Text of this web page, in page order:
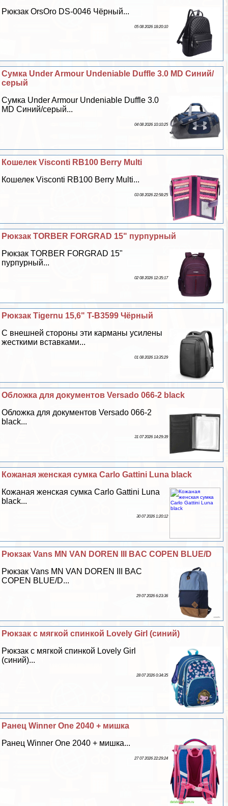
Рюкзак OrsOro DS-0046 Чёрный...
05 08 2026 18:20:10
Сумка Under Armour Undeniable Duffle 3.0 MD Синий/
серый
Сумка Under Armour Undeniable Duffle 3.0
MD Синий/серый...
04 08 2026 10:10:25
Кошелек Visconti RB100 Berry Multi
Кошелек Visconti RB100 Berry Multi...
03 08 2026 22:58:25
Рюкзак TORBER FORGRAD 15" пурпурный
Рюкзак TORBER FORGRAD 15"
пурпурный...
02 08 2026 12:35:17
Рюкзак Tigernu 15,6" T-B3599 Чёрный
С внешней стороны эти карманы усилены
жесткими вставками...
01 08 2026 13:35:29
Обложка для документов Versado 066-2 black
Обложка для документов Versado 066-2
black...
31 07 2026 14:29:39
Кожаная женская сумка Carlo Gattini Luna black
Кожаная женская сумка Carlo Gattini Luna
black...
30 07 2026 1:20:12
Рюкзак Vans MN VAN DOREN III BAC COPEN BLUE/D
Рюкзак Vans MN VAN DOREN III BAC
COPEN BLUE/D...
29 07 2026 6:23:36
Рюкзак с мягкой спинкой Lovely Girl (синий)
Рюкзак с мягкой спинкой Lovely Girl
(синий)...
28 07 2026 0:34:35
Ранец Winner One 2040 + мишка
Ранец Winner One 2040 + мишка...
27 07 2026 22:29:24